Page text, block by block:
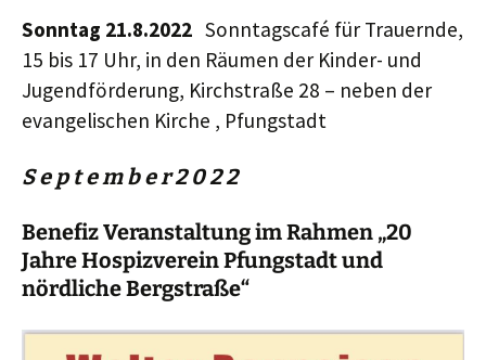
Sonntag 21.8.2022 Sonntagscafé für Trauernde,
15 bis 17 Uhr, in den Räumen der Kinder- und
Jugendförderung, Kirchstraße 28 – neben der
evangelischen Kirche , Pfungstadt
S e p t e m b e r 2 022
BenefizVeranstaltung im Rahmen „20
Jahre Hospizverein Pfungstadt und
nördliche Bergstraße“